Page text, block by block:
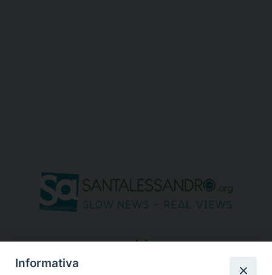
seguici su
Informativa